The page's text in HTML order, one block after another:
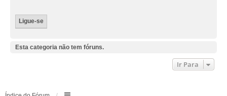
Esta categoria não tem fóruns.
Ir Para